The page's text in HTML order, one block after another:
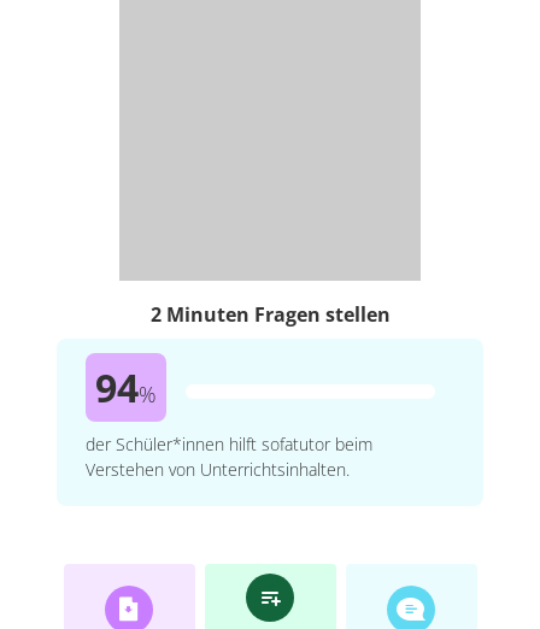
2 Minuten Fragen stellen
94%
der Schüler*innen hilft sofatutor beim
Verstehen von Unterrichtsinhalten.